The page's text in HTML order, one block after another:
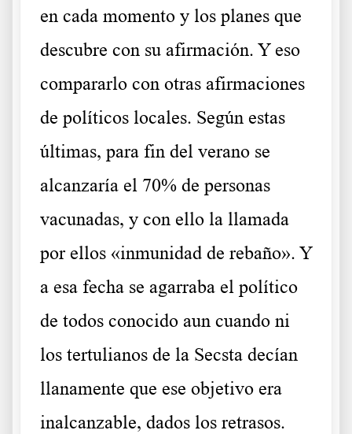
en cada momento y los planes que
descubre con su afirmación. Y eso
compararlo con otras afirmaciones
de políticos locales. Según estas
últimas, para fin del verano se
alcanzaría el 70% de personas
vacunadas, y con ello la llamada
por ellos «inmunidad de rebaño». Y
a esa fecha se agarraba el político
de todos conocido aun cuando ni
los tertulianos de la Secsta decían
llanamente que ese objetivo era
inalcanzable, dados los retrasos.